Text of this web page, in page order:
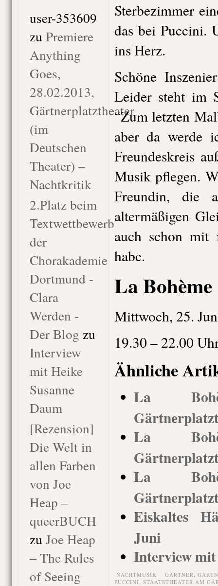
user-353609
zu Premiere
Anything
Goes,
28.02.2013,
Gärtnerplatztheater
(im
Deutschen
Theater) –
Nachtkritik
2.Platz beim
Textwettbewerb
der
Chorakademie
Dortmund -
Clara
Werden -
Der Blog zu
Interview
mit Heike
Susanne
Daum
[Rezension]
Die Welt in
allen Farben
von Joe
Heap –
queerBUCH
zu Joe Heap
– The Rules
of Seeing
Sterbezimmer
das bei Puccini.
ins Herz.
Schöne
Leider steht im
“Zum letzten
aber da werde
Freundeskreis
Musik pflegen.
Freundin, die
altermäßigen
auch schon mit
habe.
La Bohème
Mittwoch, 25.
19.30 – 22.00
Ähnliche
La
La
La
Eiskaltes
Juni
Interview
NACHTMUSIK GÄRTNER,
PUCCINI, STAATSTHEATER AM